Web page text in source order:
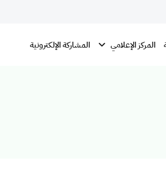
المركز الإعلامي المشاركة الإلكترونية